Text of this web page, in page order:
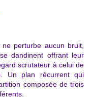
perturbe aucun bruit,
dandinent offrant leur
scrutateur à celui de
Un plan récurrent qui
composée de trois